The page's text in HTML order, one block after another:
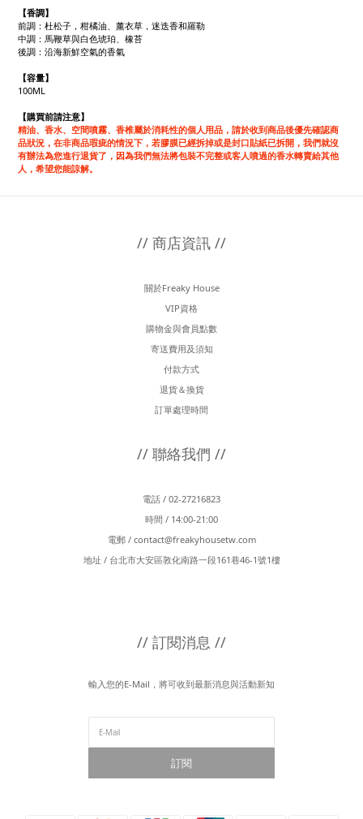
【香調】
前調：杜松子，柑橘油、薰衣草，迷迭香和羅勒
中調：馬鞭草與白色琥珀、橡苔
後調：沿海新鮮空氣的香氣
【容量】
100ML
【購買前請注意】
精油、香水、空間噴霧、香椎屬於消耗性的個人用品，請於收到商品後優先確認商
品狀況，在非商品瑕疵的情況下，若膠膜已經拆掉或是封口貼紙已拆開，我們就沒
有辦法為您進行退貨了，因為我們無法將包裝不完整或客人噴過的香水轉賣給其他
人，希望您能諒解。
// 商店資訊 //
關於Freaky House
VIP資格
購物金與會員點數
寄送費用及須知
付款方式
退貨＆換貨
訂單處理時間
// 聯絡我們 //
電話 / 02-27216823
時間 / 14:00-21:00
電郵 / contact@freakyhousetw.com
地址 / 台北市大安區敦化南路一段161巷46-1號1樓
// 訂閱消息 //
輸入您的E-Mail，將可收到最新消息與活動新知
訂閱